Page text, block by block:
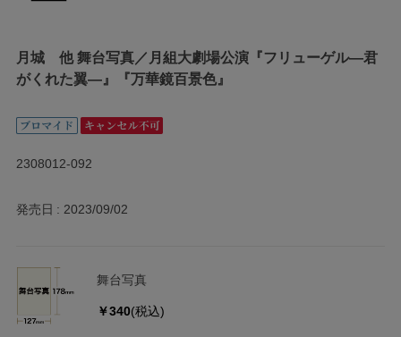
月城 他 舞台写真／月組大劇場公演『フリューゲル―君
がくれた翼―』『万華鏡百景色』
2308012-092
発売日 2023/09/02
舞台写真
￥340(税込)